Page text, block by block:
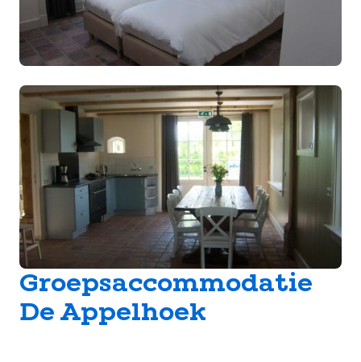
Groepsaccommodatie
De Appelhoek